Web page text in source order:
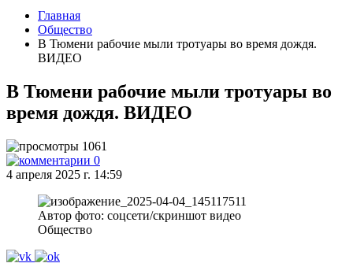
Главная
Общество
В Тюмени рабочие мыли тротуары во время дождя.
ВИДЕО
В Тюмени рабочие мыли тротуары во
время дождя. ВИДЕО
1061
0
4 апреля 2025 г. 14:59
Автор фото: соцсети/скриншот видео
Общество